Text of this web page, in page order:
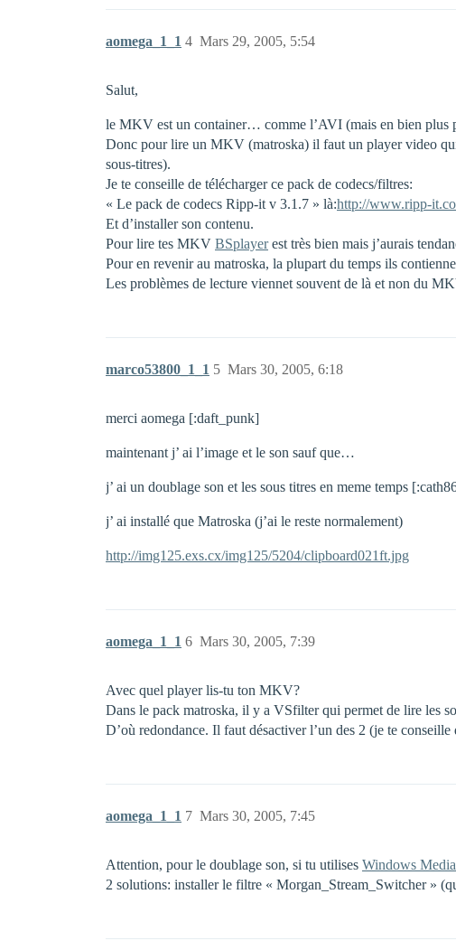
aomega_1_1 Mars 29, 2005, 5:54
4
Salut,
le MKV est un container… comme l’AVI (mais en bien plus
Donc pour lire un MKV (matroska) il faut un player video
sous-titres).
Je te conseille de télécharger ce pack de codecs/filtres:
« Le pack de codecs Ripp-it v 3.1.7 » là:http://www.ripp-
Et d’installer son contenu.
Pour lire tes MKV BSplayerest très bien mais j’aurais
Pour en revenir au matroska, la plupart du temps ils
Les problèmes de lecture viennet souvent de là et non du
marco53800_1_1 Mars 30, 2005, 6:18
5
merci aomega [:daft_punk]
maintenant j’ ai l’image et le son sauf que…
j’ ai un doublage son et les sous titres en meme temps
j’ ai installé que Matroska (j’ai le reste normalement)
http://img125.exs.cx/img125/5204/clipboard021ft.jpg
aomega_1_1 Mars 30, 2005, 7:39
6
Avec quel player lis-tu ton MKV?
Dans le pack matroska, il y a VSfilter qui permet de lire les
D’où redondance. Il faut désactiver l’un des 2 (je te
aomega_1_1 Mars 30, 2005, 7:45
7
Attention, pour le doublage son, si tu utilises Windows
2 solutions: installer le filtre « Morgan_Stream_Switcher »